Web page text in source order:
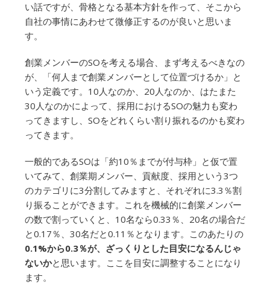
い話ですが、骨格となる基本方針を作って、そこから
自社の事情にあわせて微修正するのが良いと思いま
す。
創業メンバーのSOを考える場合、まず考えるべきなの
が、「何人まで創業メンバーとして位置づけるか」と
いう定義です。10人なのか、20人なのか、はたまた
30人なのかによって、採用におけるSOの魅力も変わ
ってきますし、SOをどれくらい割り振れるのかも変わ
ってきます。
一般的であるSOは「約10％までが付与枠」と仮で置
いてみて、創業期メンバー、貢献度、採用という3つ
のカテゴリに3分割してみますと、それぞれに3.3％割
り振ることができます。これを機械的に創業メンバー
の数で割っていくと、10名なら0.33％、20名の場合だ
と0.17％、30名だと0.11％となります。このあたりの
0.1%から0.3％が、ざっくりとした目安になるんじゃ
ないかと思います。ここを目安に調整することになり
ます。